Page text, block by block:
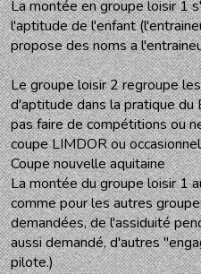
La montée en groupe loisir 1
l'aptitude de l'enfant
propose des noms a
Le groupe loisir 2 regroupe
d'aptitude dans la pratique
pas faire de compétitions ou
coupe LIMDOR ou
Coupe nouvelle aquitaine
La montée du groupe loisir 1
comme pour les autres
demandées, de l'assiduité
aussi demandé, d'autres
pilote.)